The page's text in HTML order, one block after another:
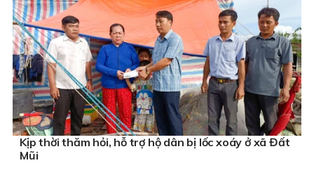
Kịp thời thăm hỏi, hỗ trợ hộ dân bị lốc xoáy ở xã Đất
Mũi